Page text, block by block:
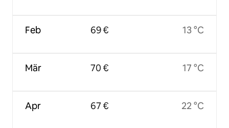
Feb
Mär
Apr
69 €
70 €
67 €
13 °C
17 °C
22 °C